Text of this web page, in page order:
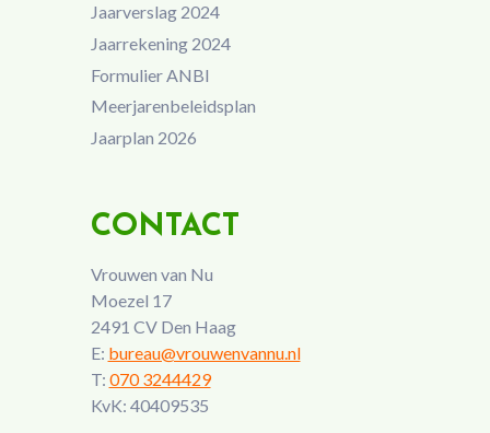
Jaarverslag 2024
Jaarrekening 2024
Formulier ANBI
Meerjarenbeleidsplan
Jaarplan 2026
CONTACT
Vrouwen van Nu
Moezel 17
2491 CV Den Haag
E: bureau@vrouwenvannu.nl
T: 070 3244429
KvK: 40409535